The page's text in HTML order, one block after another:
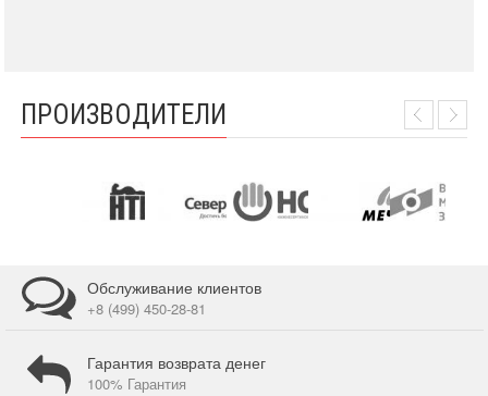
ПРОИЗВОДИТЕЛИ
Обслуживание клиентов
+8 (499) 450-28-81
Гарантия возврата денег
100% Гарантия